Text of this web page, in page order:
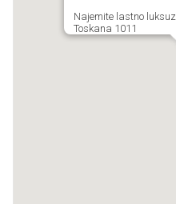
Najemite lastno
Toskana 1011